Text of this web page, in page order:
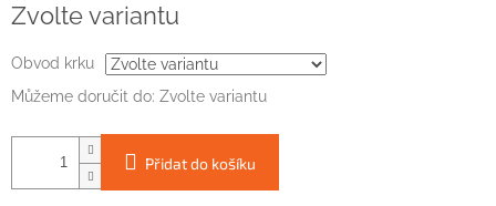
cena:
Zvolte variantu
Obvod krku
Můžeme doručit do: Zvolte variantu
Přidat do košíku